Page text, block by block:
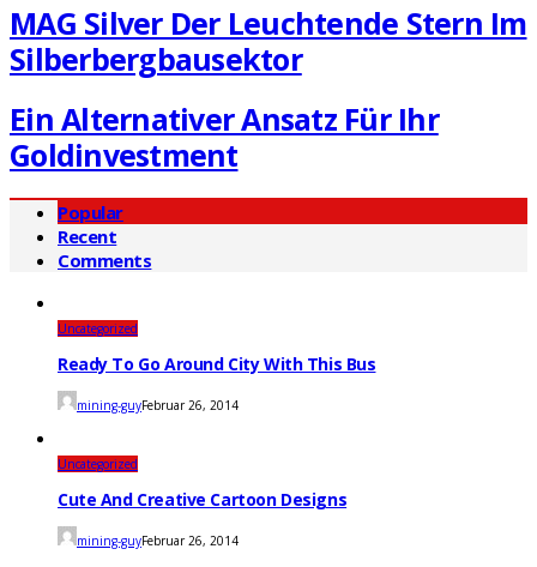
MAG Silver Der Leuchtende Stern Im
Silberbergbausektor
Ein Alternativer Ansatz Für Ihr
Goldinvestment
Popular
Recent
Comments
Uncategorized
Ready To Go Around City With This Bus
mining-guyFebruar 26, 2014
Uncategorized
Cute And Creative Cartoon Designs
mining-guyFebruar 26, 2014